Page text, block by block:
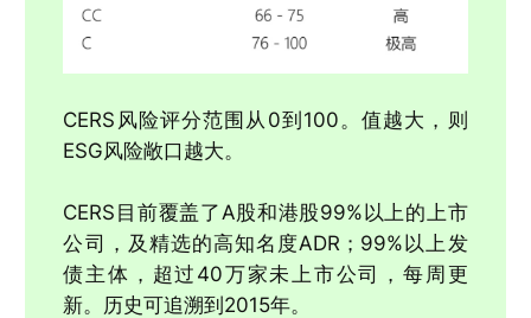
CERS风险评分范围从0到100。值越大，则
ESG风险敞口越大。
CERS目前覆盖了A股和港股99%以上的上市
公司，及精选的高知名度ADR；99%以上发
债主体，超过40万家未上市公司，每周更
新。历史可追溯到2015年。